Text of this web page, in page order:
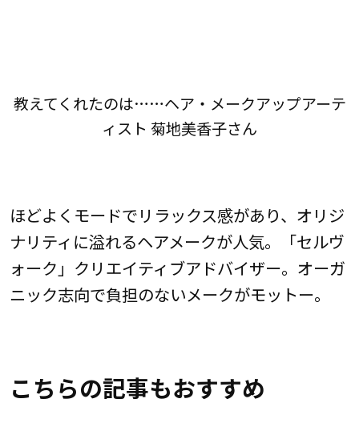
教えてくれたのは……ヘア・メークアップアーテ
ィスト 菊地美香子さん
ほどよくモードでリラックス感があり、オリジ
ナリティに溢れるヘアメークが人気。「セルヴ
ォーク」クリエイティブアドバイザー。オーガ
ニック志向で負担のないメークがモットー。
こちらの記事もおすすめ